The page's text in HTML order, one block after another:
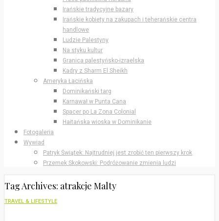
Irańskie tradycyjne bazary
Irańskie kobiety na zakupach i teherańskie centra
handlowe
Ludzie Palestyny
Na styku kultur
Granica palestyńsko-izraelska
Kadry z Sharm El Sheikh
Ameryka Łacińska
Dominikański targ
Karnawał w Punta Cana
Spacer po La Zona Colonial
Haitańska wioska w Dominikanie
Fotogaleria
Wywiad
Patryk Świątek: Najtrudniej jest zrobić ten pierwszy krok
Przemek Skokowski: Podróżowanie zmienia ludzi
Tag Archives: atrakcje Malty
TRAVEL & LIFESTYLE